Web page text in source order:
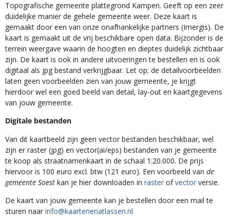
Topografische gemeente plattegrond Kampen. Geeft op een zeer
duidelijke manier de gehele gemeente weer. Deze kaart is
gemaakt door een van onze onafhankelijke partners (Imergis). De
kaart is gemaakt uit de vrij beschikbare open data. Bijzonder is de
terrein weergave waarin de hoogten en dieptes duidelijk zichtbaar
zijn. De kaart is ook in andere uitvoeringen te bestellen en is ook
digitaal als jpg bestand verkrijgbaar. Let op; de detailvoorbeelden
laten geen voorbeelden zien van jouw gemeente, je krijgt
hierdoor wel een goed beeld van detail, lay-out en kaartgegevens
van jouw gemeente.
Digitale bestanden
Van dit kaartbeeld zijn geen vector bestanden beschikbaar, wel
zijn er raster (jpg) en vector(ai/eps) bestanden van je gemeente
te koop als straatnamenkaart in de schaal 1:20.000. De prijs
hiervoor is 100 euro excl. btw (121 euro). Een voorbeeld van de
gemeente Soest kan je hier downloaden in raster ofvector versie.
De kaart van jouw gemeente kan je bestellen door een mail te
sturen naar info@kaartenenatlassen.nl